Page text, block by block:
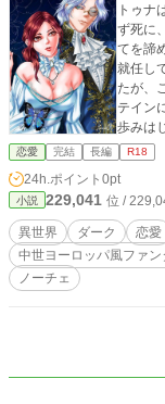
トゥナ
ず死に
てを諦
就任し
たが、
テイン
歩みはじめたの
ーンに
（毎日
（ムー
恋愛 完結 長編 R18
24h.ポイント 0pt
小説 229,041 位 /
異世界 ダーク 恋愛
中世ヨーロッパ風ファン
ノーチェ